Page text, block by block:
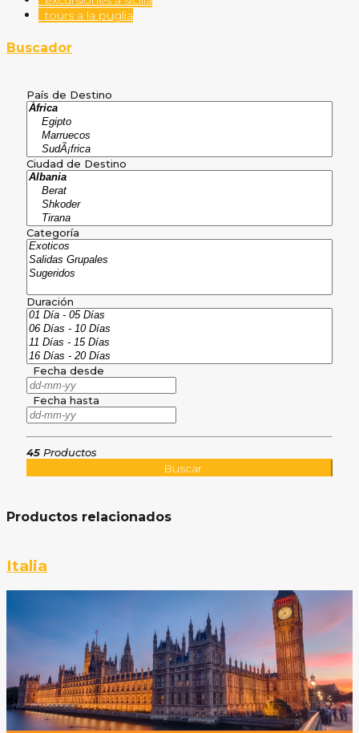
tours a la puglia
Buscador
País de Destino
Ciudad de Destino
Categoría
Duración
Fecha desde
Fecha hasta
45 Productos
Buscar
Productos relacionados
Italia